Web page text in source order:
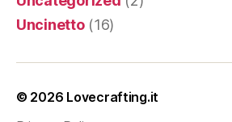
Uncinetto(16)
© 2026 Lovecrafting.it